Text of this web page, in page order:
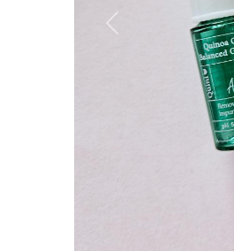
Вперёд